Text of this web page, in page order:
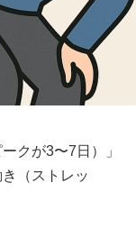
クが3〜7日）」
（ストレッ